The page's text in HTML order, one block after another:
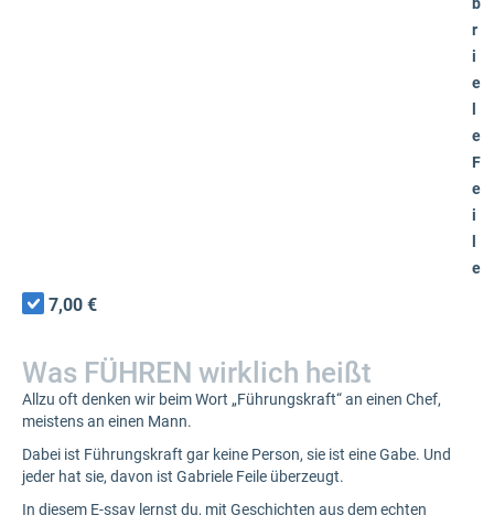
r
i
e
e
F
e
i
e
7,00 €
Was FÜHREN wirklich heißt
Allzu oft denken wir beim Wort „Führungskraft“ an einen Chef,
meistens an einen Mann.
Dabei ist Führungskraft gar keine Person, sie ist eine Gabe. Und
jeder hat sie, davon ist Gabriele Feile überzeugt.
In diesem E-ssay lernst du, mit Geschichten aus dem echten